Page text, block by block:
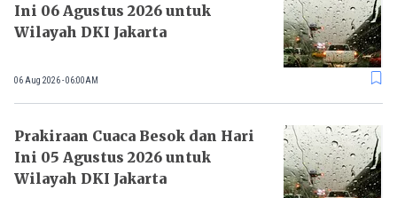
Ini 06 Agustus 2026 untuk
Wilayah DKI Jakarta
06 Aug 2026 - 06:00AM
Prakiraan Cuaca Besok dan Hari
Ini 05 Agustus 2026 untuk
Wilayah DKI Jakarta